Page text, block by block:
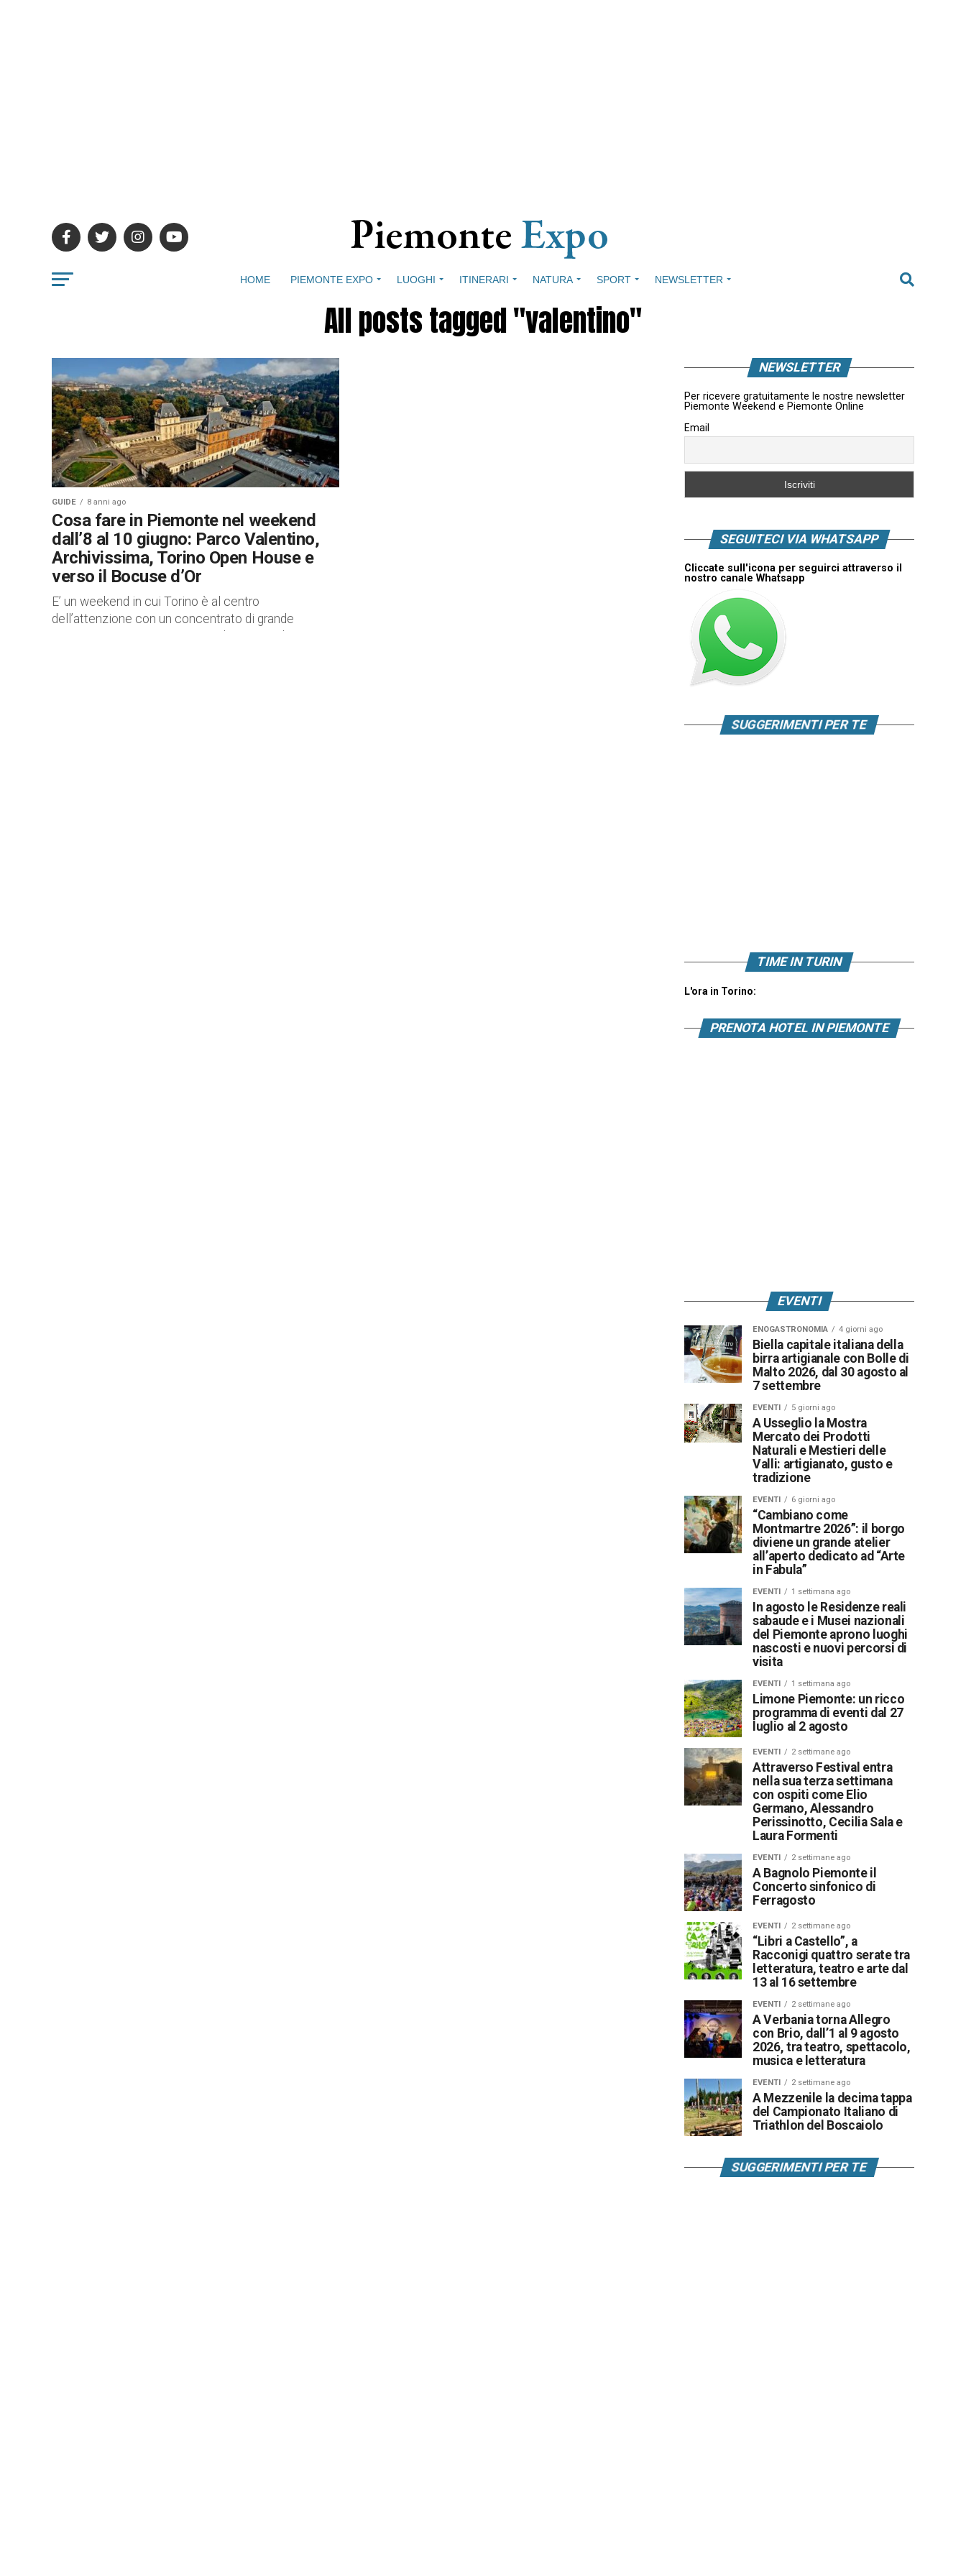
HOME PIEMONTE EXPO LUOGHI ITINERARI NATURA SPORT NEWSLETTER
All posts tagged "valentino"
GUIDE 8 anni ago
Cosa fare in Piemonte nel weekend
dall’8 al 10 giugno: Parco Valentino,
Archivissima, Torino Open House e
verso il Bocuse d’Or
E’ un weekend in cui Torino è al centro
dell’attenzione con un concentrato di grande
NEWSLETTER
Per ricevere gratuitamente le nostre newsletter
Piemonte Weekend e Piemonte Online
Email
SEGUITECI VIA WHATSAPP
Cliccate sull'icona per seguirci attraverso il
nostro canale Whatsapp
SUGGERIMENTI PER TE
TIME IN TURIN
L'ora in Torino:
PRENOTA HOTEL IN PIEMONTE
EVENTI
ENOGASTRONOMIA 4 giorni ago
Biella capitale italiana della
birra artigianale con Bolle di
Malto 2026, dal 30 agosto al
7 settembre
EVENTI 5 giorni ago
A Usseglio la Mostra
Mercato dei Prodotti
Naturali e Mestieri delle
Valli: artigianato, gusto e
tradizione
EVENTI 6 giorni ago
“Cambiano come
Montmartre 2026”: il borgo
diviene un grande atelier
all’aperto dedicato ad “Arte
in Fabula”
EVENTI 1 settimana ago
In agosto le Residenze reali
sabaude e i Musei nazionali
del Piemonte aprono luoghi
nascosti e nuovi percorsi di
visita
EVENTI 1 settimana ago
Limone Piemonte: un ricco
programma di eventi dal 27
luglio al 2 agosto
EVENTI 2 settimane ago
Attraverso Festival entra
nella sua terza settimana
con ospiti come Elio
Germano, Alessandro
Perissinotto, Cecilia Sala e
Laura Formenti
EVENTI 2 settimane ago
A Bagnolo Piemonte il
Concerto sinfonico di
Ferragosto
EVENTI 2 settimane ago
“Libri a Castello”, a
Racconigi quattro serate tra
letteratura, teatro e arte dal
13 al 16 settembre
EVENTI 2 settimane ago
A Verbania torna Allegro
con Brio, dall’1 al 9 agosto
2026, tra teatro, spettacolo,
musica e letteratura
EVENTI 2 settimane ago
A Mezzenile la decima tappa
del Campionato Italiano di
Triathlon del Boscaiolo
SUGGERIMENTI PER TE